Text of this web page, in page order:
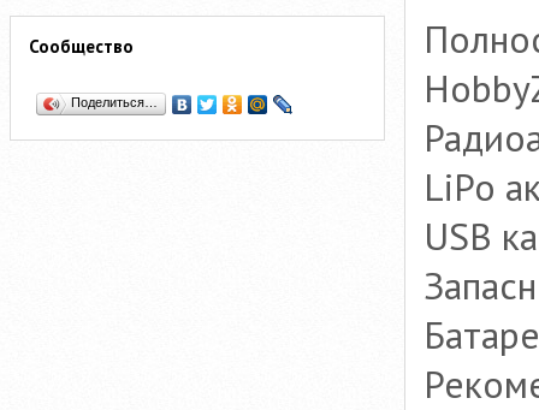
Сообщество
Поделиться…
LiPo
USB